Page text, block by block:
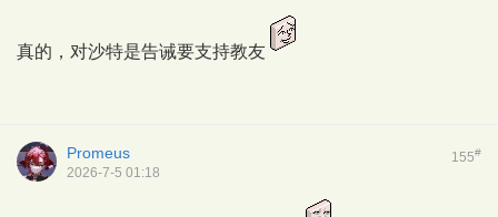
真的，对沙特是告诫要支持教友
155#
Promeus
2026-7-5 01:18